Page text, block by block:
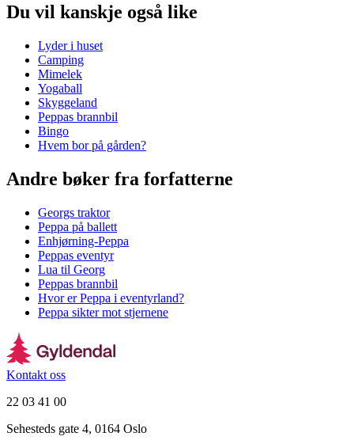
Du vil kanskje også like
Lyder i huset
Camping
Mimelek
Yogaball
Skyggeland
Peppas brannbil
Bingo
Hvem bor på gården?
Andre bøker fra forfatterne
Georgs traktor
Peppa på ballett
Enhjørning-Peppa
Peppas eventyr
Lua til Georg
Peppas brannbil
Hvor er Peppa i eventyrland?
Peppa sikter mot stjernene
Kontakt oss
22 03 41 00
Sehesteds gate 4, 0164 Oslo